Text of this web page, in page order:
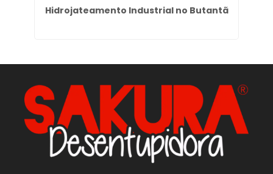
Hidrojateamento Industrial no Butantã